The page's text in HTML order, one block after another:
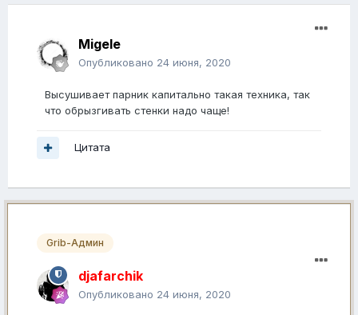
Migele
Опубликовано 24 июня, 2020
Высушивает парник капитально такая техника, так
что обрызгивать стенки надо чаще!
Цитата
Grib-Админ
djafarchik
Опубликовано 24 июня, 2020